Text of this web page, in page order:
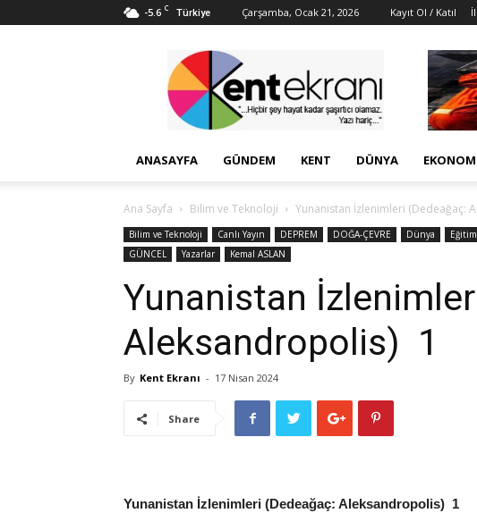
-5.6 C Türkiye Çarşamba, Ocak 21, 2026 Kayıt Ol / Katıl
Ekranı
ANASAYFA GÜNDEM KENT DÜNYA
Ana Sayfa Bilim ve Teknoloji Yunanistan İzlenimleri (Dedeağaç:
Bilim ve Teknoloji Canlı Yayın DEPREM DOĞA-ÇEVRE Dünya Eğitim
GÜNCEL
Yazarlar Kemal ASLAN
Yunanistan
Aleksandropolis) 1
By Kent Ekranı - 17 Nisan 2024
Share
Yunanistan İzlenimleri (Dedeağaç: Aleksandropolis) 1